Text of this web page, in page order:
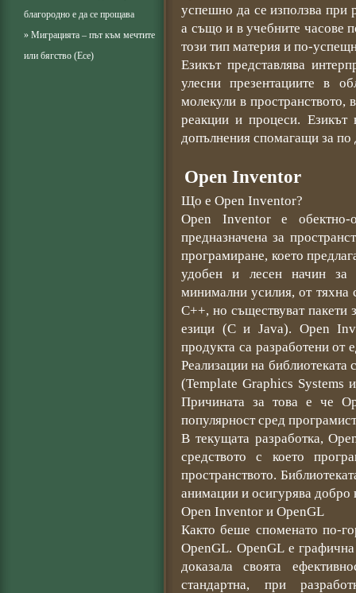
благородно е да се прощава
» Миграцията – път към мечтите
или бягство (Есе)
успешно да се използва при
а също и в учебните часове
този тип материя и по-
Езикът представлява
улесни презентациите в
молекули в пространството,
реакции и процеси.
допълнения спомагащи за по
Open Inventor
Що е Open Inventor?
Open Inventor е обектно-
предназначена за
програмиране, което
удобен и лесен начин
минимални усилия, от тяхна
C++, но съществуват пакети
езици (C и Java). Open
продукта са разработени
Реализации на
(Template Graphics Systems
Причината за това е че
популярност сред
В текущата разработка,
средството с което
пространството.
анимации и осигурява добро
Open Inventor и OpenGL
Както беше споменато по-
OpenGL. OpenGL е
доказала своята
стандартна, при